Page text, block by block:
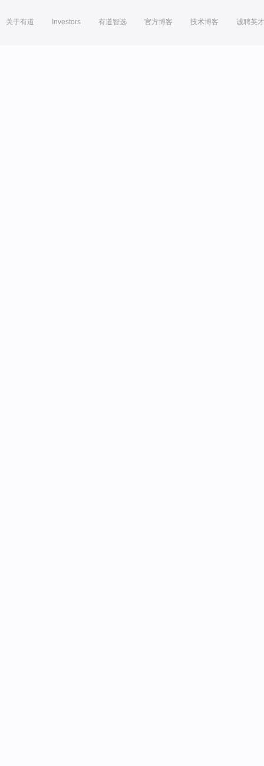
关于有道 Investors 有道智选 官方博客 技术博客 诚聘英才